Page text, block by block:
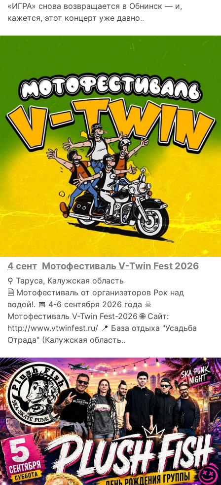
«ИГРА» снова возвращается в Обнинск — и,
кажется, этот концерт уже давно..
4 сент Мотофестиваль V-Twin Fest 2026
⚲ Таруса, Калужская область
🗎 Мотофестиваль от организаторов Рок над
водой!. 📅 4-6 сентября 2026 года ☠
Мотофестиваль V-Twin Fest-2026 🌐 Сайт:
http://www.vtwinfest.ru/ 📍 База отдыха "Усадьба
Отрада" (Калужская область..